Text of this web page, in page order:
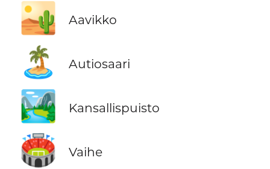
🏜️ Aavikko
🏝️ Autiosaari
🏞️ Kansallispuisto
🏟️ Vaihe